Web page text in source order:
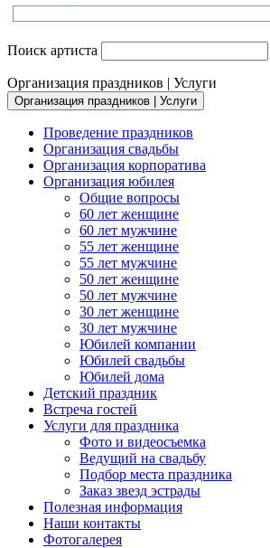
Поиск артиста
Организация праздников | Услуги
Организация праздников | Услуги
Проведение праздников
Организация свадьбы
Организация корпоратива
Организация юбилея
Общие вопросы
60 лет женщине
60 лет мужчине
55 лет женщине
55 лет мужчине
50 лет женщине
50 лет мужчине
30 лет женщине
30 лет мужчине
Юбилей компании
Юбилей свадьбы
Юбилей дома
Детский праздник
Встреча гостей
Услуги для праздника
Фото и видеосъемка
Ведущий на свадьбу
Подбор места праздника
Заказ звезд эстрады
Полезная информация
Наши контакты
Фотогалерея